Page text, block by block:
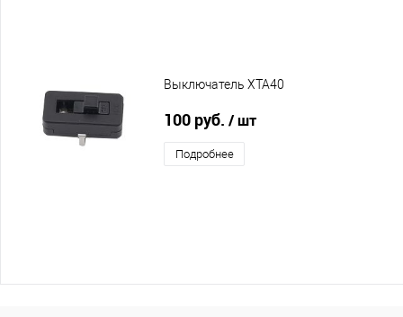
Выключатель XTA40
100 руб. / шт
Подробнее